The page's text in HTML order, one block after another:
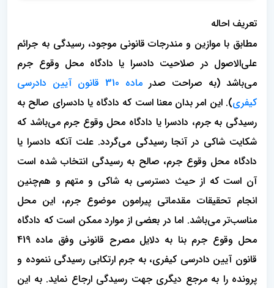
تعریف احاله
مطابق با موازین و مندرجات قانونی موجود، رسیدگی به جرائم
علی‌الاصول در صلاحیت دادسرا یا دادگاه محل وقوع جرم
می‌باشد (به صراحت صدر
ماده 310 قانون آیین دادرسی
کیفری). این امر بدان معنا است که دادگاه یا دادسرای صالح به
رسیدگی به جرم، دادسرا یا دادگاه محل وقوع جرم می‌باشد که
شکایت شاکی در آنجا رسیدگی می‌گردد. علت آنکه دادسرا یا
دادگاه محل وقوع جرم، صالح به رسیدگی انتخاب شده است
آن است که از حیث دسترسی به شاکی و متهم و هم‌چنین
انجام تحقیقات مقدماتی پیرامون موضوع جرم، این محل
مناسب‌تر می‌باشد. اما در بعضی از موارد ممکن است که دادگاه
محل وقوع جرم بنا به دلایل مصرح قانونی وفق ماده 419
قانون آیین دادرسی کیفری، به جرم ارتکابی رسیدگی ننموده و
پرونده را به مرجع دیگری جهت رسیدگی ارجاع نماید. به این